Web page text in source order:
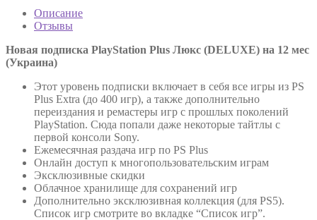
Описание
Отзывы
Новая подписка PlayStation Plus Люкс (DELUXE) на 12 мес
(Украина)
Этот уровень подписки включает в себя все игры из PS
Plus Extra (до 400 игр), а также дополнительно
переиздания и ремастеры игр с прошлых поколений
PlayStation. Сюда попали даже некоторые тайтлы с
первой консоли Sony.
Ежемесячная раздача игр по PS Plus
Онлайн доступ к многопользовательским играм
Эксклюзивные скидки
Облачное хранилище для сохранений игр
Дополнительно эксклюзивная коллекция (для PS5).
Список игр смотрите во вкладке “Список игр”.